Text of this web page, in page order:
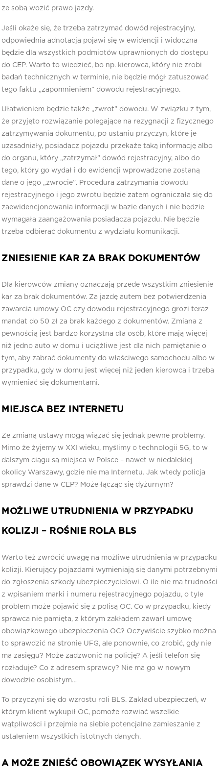
ze sobą wozić prawo jazdy.
Jeśli okaże się, że trzeba zatrzymać dowód rejestracyjny,
odpowiednia adnotacja pojawi się w ewidencji i widoczna
będzie dla wszystkich podmiotów uprawnionych do dostępu
do CEP. Warto to wiedzieć, bo np. kierowca, który nie zrobi
badań technicznych w terminie, nie będzie mógł zatuszować
tego faktu „zapomnieniem” dowodu rejestracyjnego.
Ułatwieniem będzie także „zwrot” dowodu. W związku z tym,
że przyjęto rozwiązanie polegające na rezygnacji z fizycznego
zatrzymywania dokumentu, po ustaniu przyczyn, które je
uzasadniały, posiadacz pojazdu przekaże taką informację albo
do organu, który „zatrzymał” dowód rejestracyjny, albo do
tego, który go wydał i do ewidencji wprowadzone zostaną
dane o jego „zwrocie”. Procedura zatrzymania dowodu
rejestracyjnego i jego zwrotu będzie zatem ograniczała się do
zaewidencjonowania informacji w bazie danych i nie będzie
wymagała zaangażowania posiadacza pojazdu. Nie będzie
trzeba odbierać dokumentu z wydziału komunikacji.
ZNIESIENIE KAR ZA BRAK DOKUMENTÓW
Dla kierowców zmiany oznaczają przede wszystkim zniesienie
kar za brak dokumentów. Za jazdę autem bez potwierdzenia
zawarcia umowy OC czy dowodu rejestracyjnego grozi teraz
mandat do 50 zł za brak każdego z dokumentów. Zmiana z
pewnością jest bardzo korzystna dla osób, które mają więcej
niż jedno auto w domu i uciążliwe jest dla nich pamiętanie o
tym, aby zabrać dokumenty do właściwego samochodu albo w
przypadku, gdy w domu jest więcej niż jeden kierowca i trzeba
wymieniać się dokumentami.
MIEJSCA BEZ INTERNETU
Ze zmianą ustawy mogą wiązać się jednak pewne problemy.
Mimo że żyjemy w XXI wieku, myślimy o technologii 5G, to w
dalszym ciągu są miejsca w Polsce – nawet w niedalekiej
okolicy Warszawy, gdzie nie ma Internetu. Jak wtedy policja
sprawdzi dane w CEP? Może łącząc się dyżurnym?
MOŻLIWE UTRUDNIENIA W PRZYPADKU
KOLIZJI – ROŚNIE ROLA BLS
Warto też zwrócić uwagę na możliwe utrudnienia w przypadku
kolizji. Kierujący pojazdami wymieniają się danymi potrzebnymi
do zgłoszenia szkody ubezpieczycielowi. O ile nie ma trudności
z wpisaniem marki i numeru rejestracyjnego pojazdu, o tyle
problem może pojawić się z polisą OC. Co w przypadku, kiedy
sprawca nie pamięta, z którym zakładem zawarł umowę
obowiązkowego ubezpieczenia OC? Oczywiście szybko można
to sprawdzić na stronie UFG, ale ponownie, co zrobić, gdy nie
ma zasięgu? Może zadzwonić na policję? A jeśli telefon się
rozładuje? Co z adresem sprawcy? Nie ma go w nowym
dowodzie osobistym…
To przyczyni się do wzrostu roli BLS. Zakład ubezpieczeń, w
którym klient wykupił OC, pomoże rozwiać wszelkie
wątpliwości i przejmie na siebie potencjalne zamieszanie z
ustaleniem wszystkich istotnych danych.
A MOŻE ZNIEŚĆ OBOWIĄZEK WYSYŁANIA